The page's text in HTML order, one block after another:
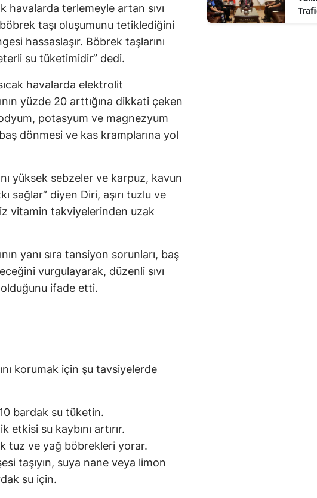
havalarda terlemeyle artan sıvı
taşı oluşumunu tetiklediğini
hassaslaşır. Böbrek taşlarını
su tüketimidir” dedi.
havalarda elektrolit
yüzde 20 arttığına dikkati çeken
potasyum ve magnezyum
dönmesi ve kas kramplarına yol
yüksek sebzeler ve karpuz, kavun
sağlar” diyen Diri, aşırı tuzlu ve
vitamin takviyelerinden uzak
yanı sıra tansiyon sorunları, baş
vurgulayarak, düzenli sıvı
ifade etti.
korumak için şu tavsiyelerde
bardak su tüketin.
etkisi su kaybını artırır.
tuz ve yağ böbrekleri yorar.
taşıyın, suya nane veya limon
su için.